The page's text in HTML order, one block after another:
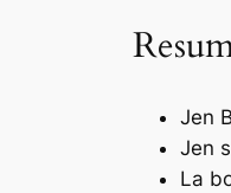
Jen
Jen
La